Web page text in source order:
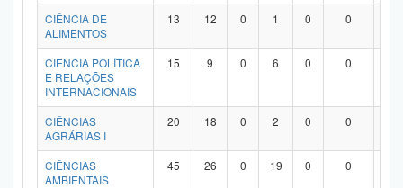
CIÊNCIA DE
ALIMENTOS
13 12 0 1 0 0
CIÊNCIA POLÍTICA
E RELAÇÕES
INTERNACIONAIS
15 9 0 6 0 0
CIÊNCIAS
AGRÁRIAS I
20 18 0 2 0 0
CIÊNCIAS
AMBIENTAIS
45 26 0 19 0 0